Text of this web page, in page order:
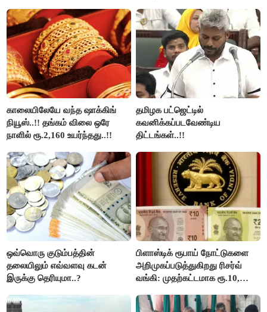
வினோத்..!
காலையிலேயே வந்த ஷாக்கிங்
நியூஸ்..!! தங்கம் விலை ஒரே
நாளில் ரூ.2,160 உயர்ந்தது..!!
தமிழக பட்ஜெட்டில்
கவனிக்கப்படவேண்டிய
திட்டங்கள்..!!
ஒவ்வொரு குடும்பத்தின்
தலையிலும் எவ்வளவு கடன்
இருக்கு தெரியுமா..?
பிளாஸ்டிக் ரூபாய் நோட்டுகளை
அறிமுகப்படுத்துகிறது ரிசர்வ்
வங்கி: முதற்கட்டமாக ரூ.10,